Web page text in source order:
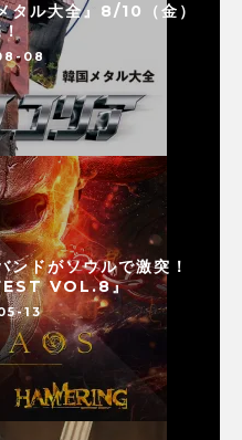
タル大全』8/10（金）
08
ドがソウルで激突！
VOL.8』
13